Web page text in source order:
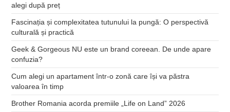
alegi după preț
Fascinația și complexitatea tutunului la pungă: O perspectivă
culturală și practică
Geek & Gorgeous NU este un brand coreean. De unde apare
confuzia?
Cum alegi un apartament într-o zonă care își va păstra
valoarea în timp
Brother Romania acorda premiile „Life on Land” 2026